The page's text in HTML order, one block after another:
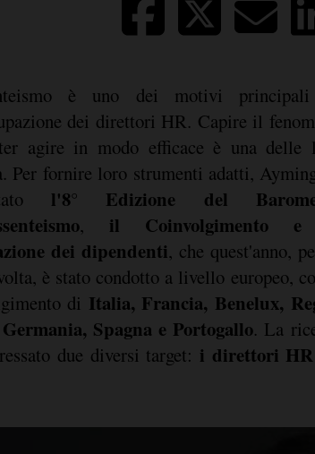
è uno dei motivi
dei direttori HR. Capire il
agire in modo efficace è una delle
Per fornire loro strumenti adatti,
l'8° Edizione del
, il Coinvolgimento
dei dipendenti, che quest'anno,
è stato condotto a livello europeo,
di Italia, Francia, Benelux,
Spagna e Portogallo. La
due diversi target: i direttori